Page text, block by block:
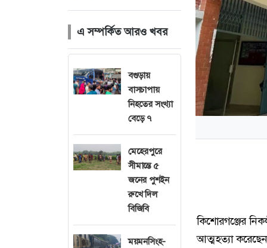
এ সম্পর্কিত আরও খবর
বগুড়ায়
বাসচাপায়
নিহতের সংখ্যা
বেড়ে ৭
মেহেরপুরে
সীমান্তে ৫
জনের পুশইন
রুখে দিল
বিজিবি
ময়মনসিংহ-
কিশোরগঞ্জের
আত্মহত্যা